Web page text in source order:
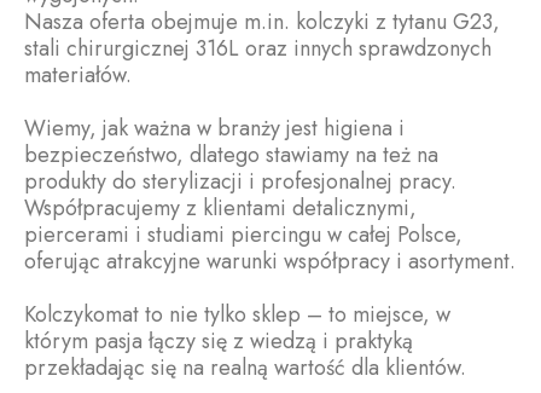
Nasza oferta obejmuje m.in. kolczyki z tytanu G23,
stali chirurgicznej 316L oraz innych sprawdzonych
materiałów.
Wiemy, jak ważna w branży jest higiena i
bezpieczeństwo, dlatego stawiamy na też na
produkty do sterylizacji i profesjonalnej pracy.
Współpracujemy z klientami detalicznymi,
piercerami i studiami piercingu w całej Polsce,
oferując atrakcyjne warunki współpracy i asortyment.
Kolczykomat to nie tylko sklep – to miejsce, w
którym pasja łączy się z wiedzą i praktyką
przekładając się na realną wartość dla klientów.